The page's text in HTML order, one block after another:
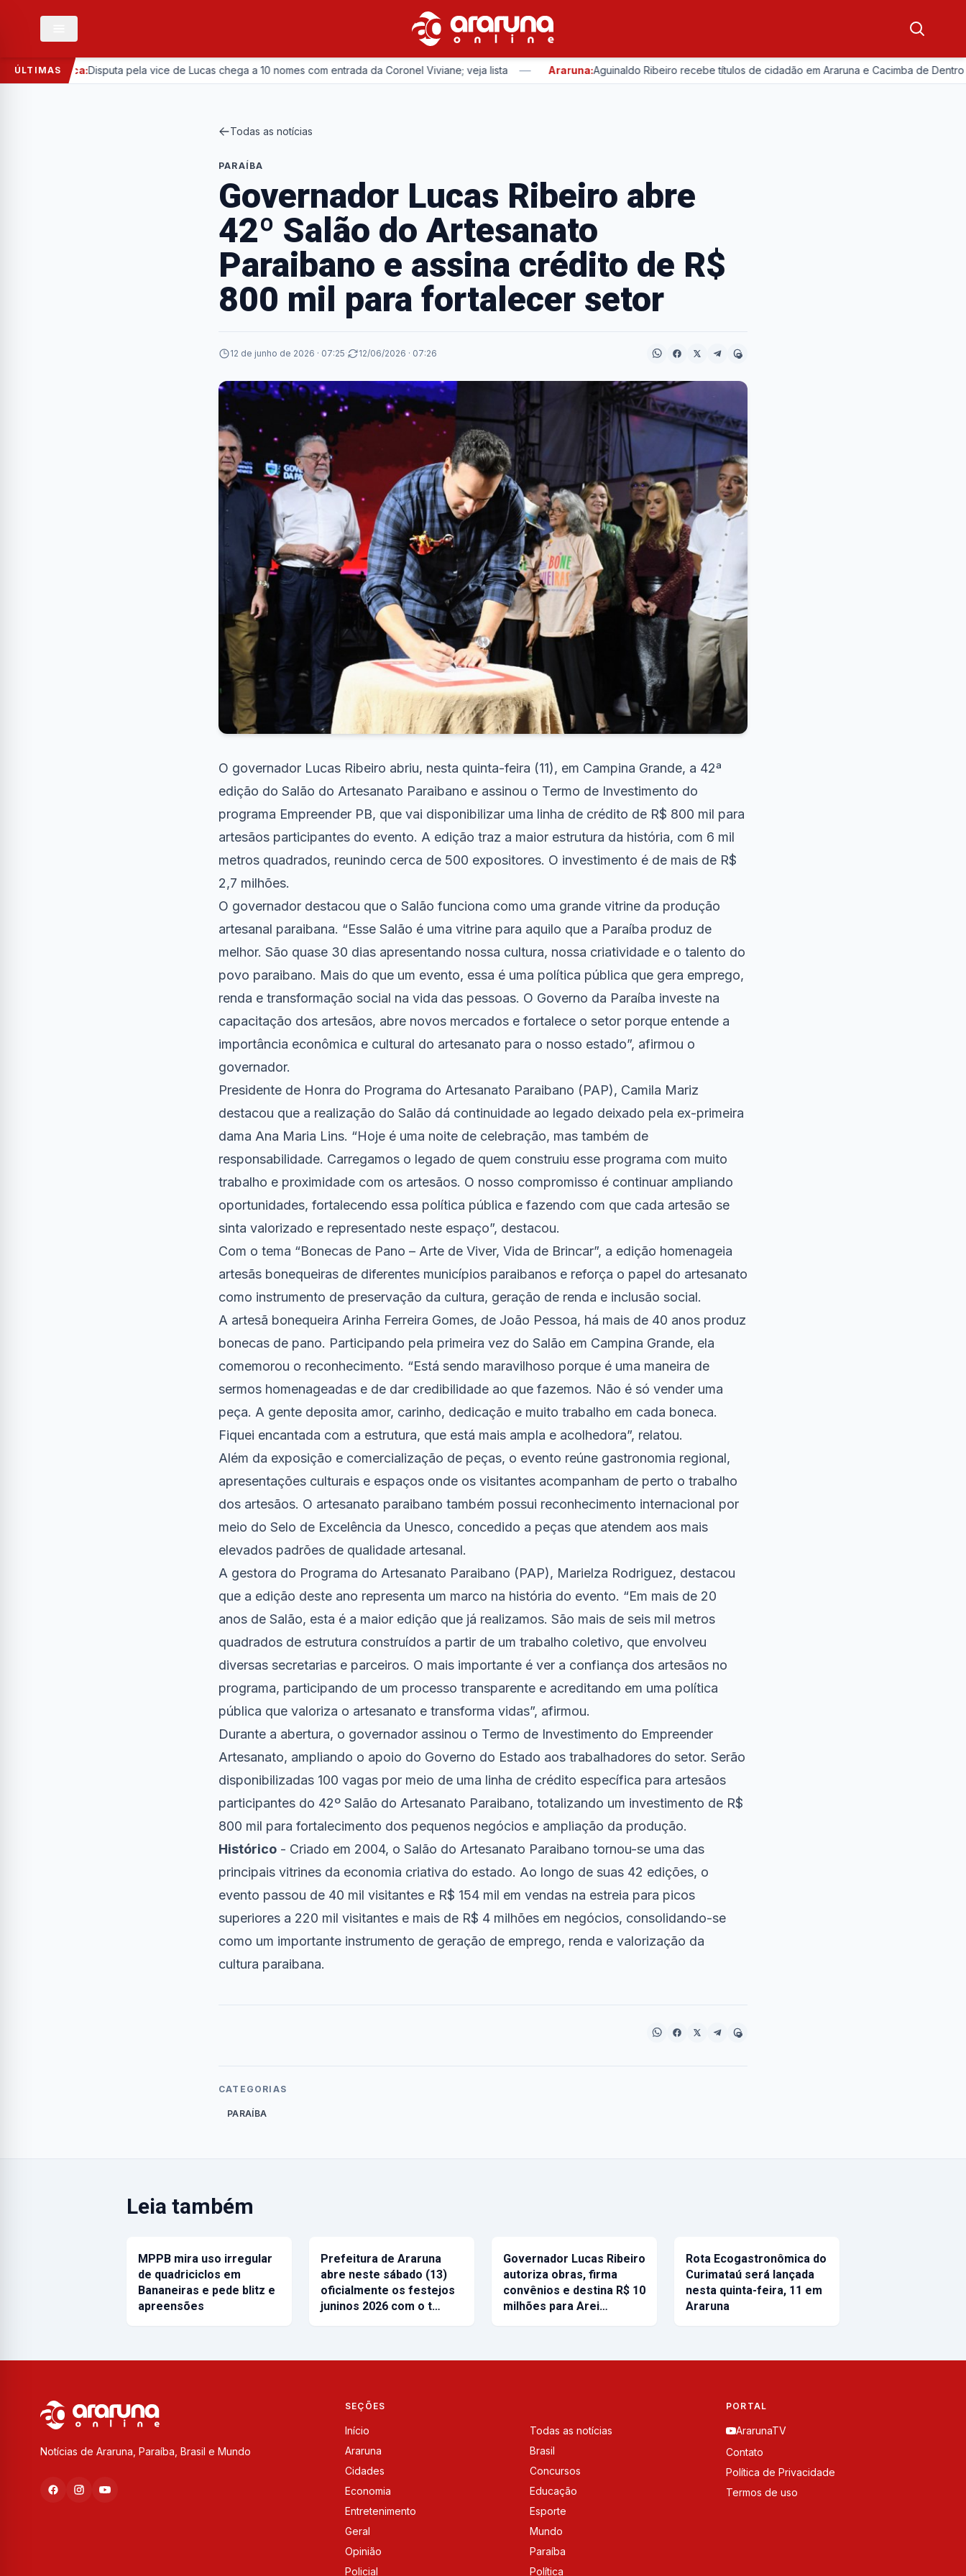
ÚLTIMAS
Política:Disputa pela vice de Lucas chega a 10 nomes com entrada da Coronel Viviane; veja lista — Araruna:Aguinaldo Ribeiro recebe títulos de cidadão em Araruna e Cacimba de Dentro —
Todas as notícias
PARAÍBA
Governador Lucas Ribeiro abre
42º Salão do Artesanato
Paraibano e assina crédito de R$
800 mil para fortalecer setor
12 de junho de 2026 · 07:25· 12/06/2026 · 07:26
O governador Lucas Ribeiro abriu, nesta quinta-feira (11), em Campina Grande, a 42ª
edição do Salão do Artesanato Paraibano e assinou o Termo de Investimento do
programa Empreender PB, que vai disponibilizar uma linha de crédito de R$ 800 mil para
artesãos participantes do evento. A edição traz a maior estrutura da história, com 6 mil
metros quadrados, reunindo cerca de 500 expositores. O investimento é de mais de R$
2,7 milhões.
O governador destacou que o Salão funciona como uma grande vitrine da produção
artesanal paraibana. “Esse Salão é uma vitrine para aquilo que a Paraíba produz de
melhor. São quase 30 dias apresentando nossa cultura, nossa criatividade e o talento do
povo paraibano. Mais do que um evento, essa é uma política pública que gera emprego,
renda e transformação social na vida das pessoas. O Governo da Paraíba investe na
capacitação dos artesãos, abre novos mercados e fortalece o setor porque entende a
importância econômica e cultural do artesanato para o nosso estado”, afirmou o
governador.
Presidente de Honra do Programa do Artesanato Paraibano (PAP), Camila Mariz
destacou que a realização do Salão dá continuidade ao legado deixado pela ex-primeira
dama Ana Maria Lins. “Hoje é uma noite de celebração, mas também de
responsabilidade. Carregamos o legado de quem construiu esse programa com muito
trabalho e proximidade com os artesãos. O nosso compromisso é continuar ampliando
oportunidades, fortalecendo essa política pública e fazendo com que cada artesão se
sinta valorizado e representado neste espaço”, destacou.
Com o tema “Bonecas de Pano – Arte de Viver, Vida de Brincar”, a edição homenageia
artesãs bonequeiras de diferentes municípios paraibanos e reforça o papel do artesanato
como instrumento de preservação da cultura, geração de renda e inclusão social.
A artesã bonequeira Arinha Ferreira Gomes, de João Pessoa, há mais de 40 anos produz
bonecas de pano. Participando pela primeira vez do Salão em Campina Grande, ela
comemorou o reconhecimento. “Está sendo maravilhoso porque é uma maneira de
sermos homenageadas e de dar credibilidade ao que fazemos. Não é só vender uma
peça. A gente deposita amor, carinho, dedicação e muito trabalho em cada boneca.
Fiquei encantada com a estrutura, que está mais ampla e acolhedora”, relatou.
Além da exposição e comercialização de peças, o evento reúne gastronomia regional,
apresentações culturais e espaços onde os visitantes acompanham de perto o trabalho
dos artesãos. O artesanato paraibano também possui reconhecimento internacional por
meio do Selo de Excelência da Unesco, concedido a peças que atendem aos mais
elevados padrões de qualidade artesanal.
A gestora do Programa do Artesanato Paraibano (PAP), Marielza Rodriguez, destacou
que a edição deste ano representa um marco na história do evento. “Em mais de 20
anos de Salão, esta é a maior edição que já realizamos. São mais de seis mil metros
quadrados de estrutura construídos a partir de um trabalho coletivo, que envolveu
diversas secretarias e parceiros. O mais importante é ver a confiança dos artesãos no
programa, participando de um processo transparente e acreditando em uma política
pública que valoriza o artesanato e transforma vidas”, afirmou.
Durante a abertura, o governador assinou o Termo de Investimento do Empreender
Artesanato, ampliando o apoio do Governo do Estado aos trabalhadores do setor. Serão
disponibilizadas 100 vagas por meio de uma linha de crédito específica para artesãos
participantes do 42º Salão do Artesanato Paraibano, totalizando um investimento de R$
800 mil para fortalecimento dos pequenos negócios e ampliação da produção.
Histórico - Criado em 2004, o Salão do Artesanato Paraibano tornou-se uma das
principais vitrines da economia criativa do estado. Ao longo de suas 42 edições, o
evento passou de 40 mil visitantes e R$ 154 mil em vendas na estreia para picos
superiores a 220 mil visitantes e mais de R$ 4 milhões em negócios, consolidando-se
como um importante instrumento de geração de emprego, renda e valorização da
cultura paraibana.
CATEGORIAS
PARAÍBA
Leia também
MPPB mira uso irregular
de quadriciclos em
Bananeiras e pede blitz e
apreensões
Prefeitura de Araruna
abre neste sábado (13)
oficialmente os festejos
juninos 2026 com o t…
Governador Lucas Ribeiro
autoriza obras, firma
convênios e destina R$ 10
milhões para Arei…
Rota Ecogastronômica do
Curimataú será lançada
nesta quinta-feira, 11 em
Araruna
Notícias de Araruna, Paraíba, Brasil e Mundo
SEÇÕES
Início
Todas as notícias
Araruna
Brasil
Cidades
Concursos
Economia
Educação
Entretenimento
Esporte
Geral
Mundo
Opinião
Paraíba
Policial
Política
PORTAL
ArarunaTV
Contato
Política de Privacidade
Termos de uso